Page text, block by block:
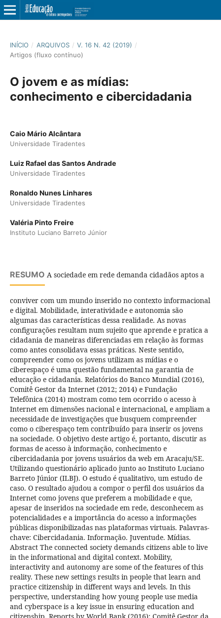
INÍCIO / ARQUIVOS / V. 16 N. 42 (2019) /
Artigos (fluxo contínuo)
O jovem e as mí­dias:
conhecimento e cibercidadania
Caio Mário Alcântara
Universidade Tiradentes
Luiz Rafael das Santos Andrade
Universidade Tiradentes
Ronaldo Nunes Linhares
Universidade Tiradentes
Valéria Pinto Freire
Instituto Luciano Barreto Júnior
RESUMO A sociedade em rede demanda cidadãos aptos a
conviver com um mundo inserido no contexto informacional
e digital. Mobilidade, interatividade e autonomia são
algumas das caracterí­sticas dessa realidade. As novas
configurações resultam num sujeito que aprende e pratica a
cidadania de maneiras diferenciadas em relação às formas
como antes consolidava essas práticas. Neste sentido,
compreender como os jovens utilizam as mí­dias e o
ciberespaço é uma questão fundamental na garantia de
educação e cidadania. Relatórios do Banco Mundial (2016),
Comitê Gestor da Internet (2012; 2014) e Fundação
Telefônica (2014) mostram como tem ocorrido o acesso à
Internet em dimensões nacional e internacional, e ampliam a
necessidade de investigações que busquem compreender
como o ciberespaço tem contribuí­do para inserir os jovens
na sociedade. O objetivo deste artigo é, portanto, discutir as
formas de acesso à informação, conhecimento e
cibercidadania por jovens usuários da web em Aracaju/SE.
Utilizando questionário aplicado junto ao Instituto Luciano
Barreto Júnior (ILBJ). O estudo é qualitativo, um estudo de
caso. O resultado ajudou a compor o perfil dos usuários da
Internet como jovens que preferem a mobilidade e que,
apesar de inseridos na sociedade em rede, desconhecem as
potencialidades e a importância do acesso a informações
públicas disponibilizadas nas plataformas virtuais. Palavras-
chave: Cibercidadania. Informação. Juventude. Mí­dias.
Abstract The connected society demands citizens able to live
in the informational and digital context. Mobility,
interactivity and autonomy are some of the features of this
reality. These new settings results in people that learn and
practice citizenship in different ways and levels. In this
perspective, understanding how young people use media
and cyberspace is a key issue in ensuring education and